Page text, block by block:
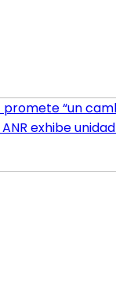
promete “un
exhibe